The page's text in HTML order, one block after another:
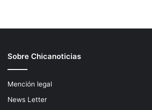
Sobre Chicanoticias
Mención legal
News Letter